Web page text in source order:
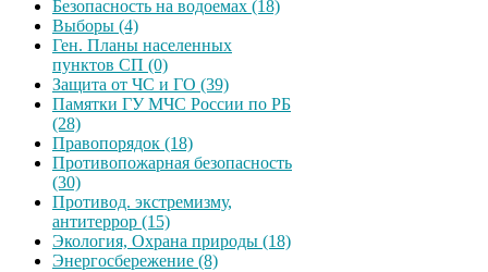
Безопасность на водоемах (18)
Выборы (4)
Ген. Планы населенных
пунктов СП (0)
Защита от ЧС и ГО (39)
Памятки ГУ МЧС России по РБ
(28)
Правопорядок (18)
Противопожарная безопасность
(30)
Противод. экстремизму,
антитеррор (15)
Экология, Охрана природы (18)
Энергосбережение (8)